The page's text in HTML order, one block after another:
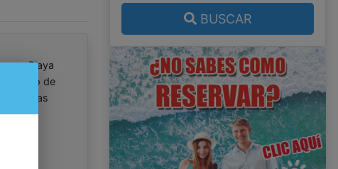
en Playa
centro de
BUSCAR